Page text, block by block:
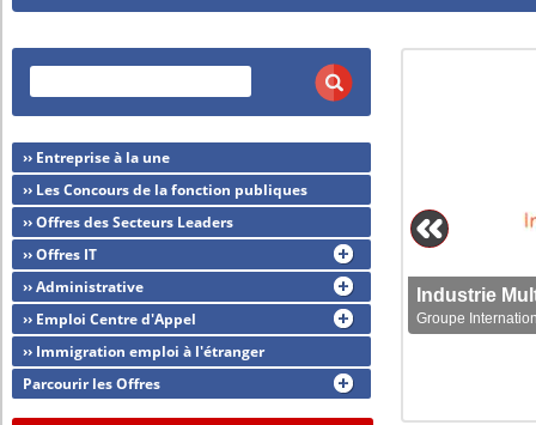
Groupe
›› Entreprise à la une
›› Les Concours de la fonction publiques
›› Offres des Secteurs Leaders
›› Offres IT
›› Administrative
›› Emploi Centre d'Appel
›› Immigration emploi à l'étranger
Parcourir les Offres